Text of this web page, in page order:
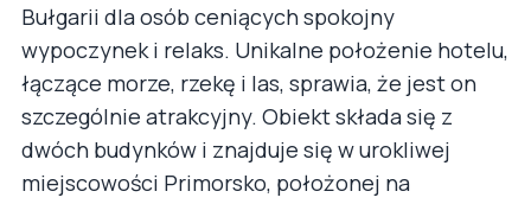
Bułgarii dla osób ceniących spokojny
wypoczynek i relaks. Unikalne położenie hotelu,
łączące morze, rzekę i las, sprawia, że jest on
szczególnie atrakcyjny. Obiekt składa się z
dwóch budynków i znajduje się w urokliwej
miejscowości Primorsko, położonej na